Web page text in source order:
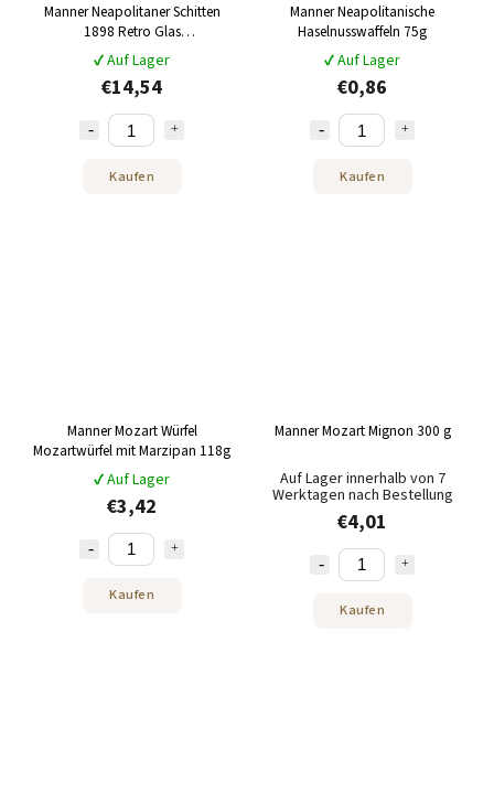
Manner Neapolitaner Schitten
1898 Retro Glas
Kakaocremewaffeln mit
Haselnüssen Geschenkbox 600g
✔ Auf Lager
€14,54
Kaufen
Manner Neapolitanische
Haselnusswaffeln 75g
✔ Auf Lager
€0,86
Kaufen
Manner Mozart Würfel
Mozartwürfel mit Marzipan 118g
✔ Auf Lager
€3,42
Kaufen
Manner Mozart Mignon 300 g
Auf Lager innerhalb von 7
Werktagen nach Bestellung
€4,01
Kaufen